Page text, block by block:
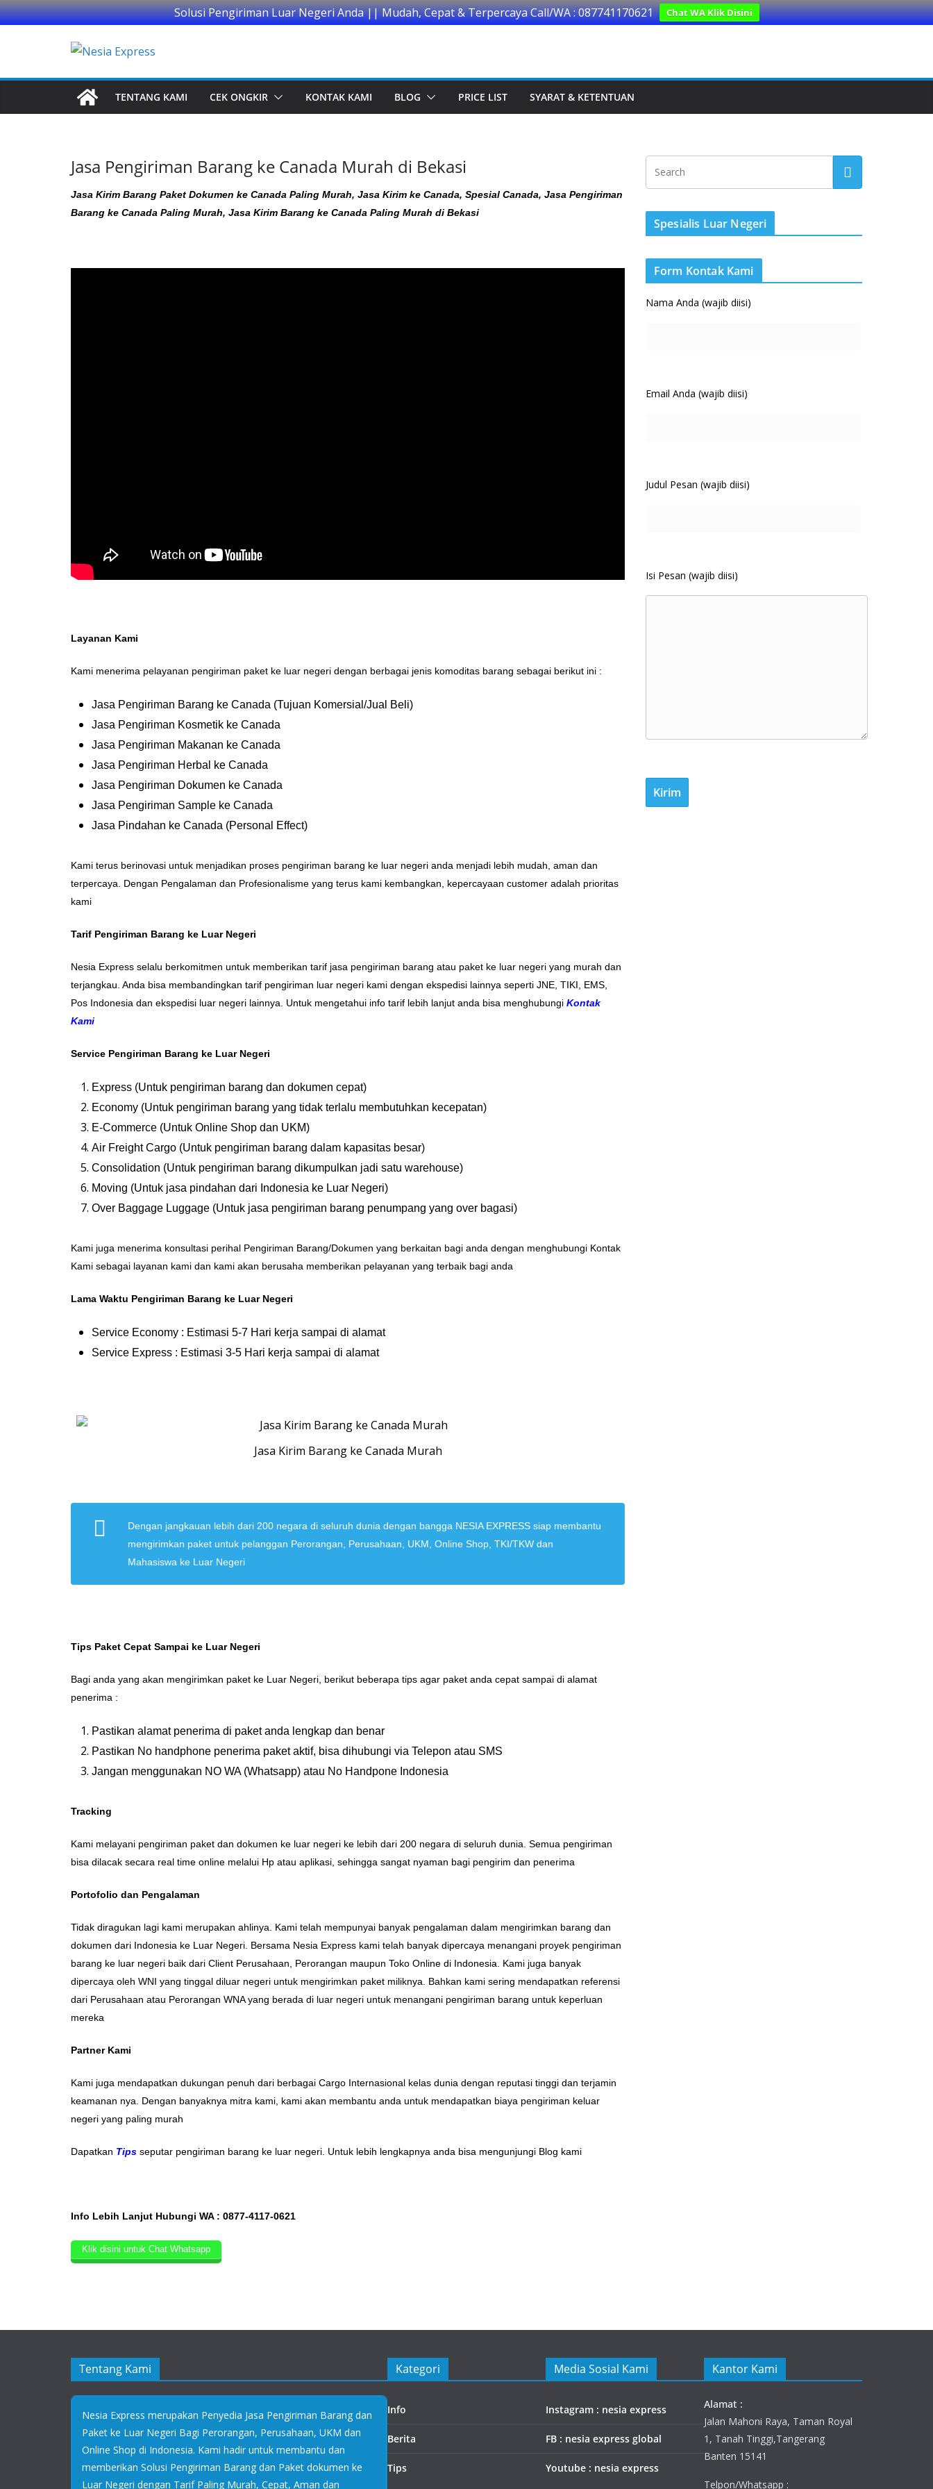
Solusi Pengiriman Luar Negeri Anda || Mudah, Cepat & Terpercaya Call/WA : 087741170621 Chat WA Klik Disini
TENTANG KAMI CEK ONGKIR KONTAK KAMI BLOG PRICE LIST SYARAT & KETENTUAN
Jasa Pengiriman Barang ke Canada Murah di Bekasi
Jasa Kirim Barang Paket Dokumen ke Canada Paling Murah, Jasa Kirim ke Canada, Spesial Canada, Jasa Pengiriman
Barang ke Canada Paling Murah, Jasa Kirim Barang ke Canada Paling Murah di Bekasi
Layanan Kami
Kami menerima pelayanan pengiriman paket ke luar negeri dengan berbagai jenis komoditas barang sebagai berikut ini :
Jasa Pengiriman Barang ke Canada (Tujuan Komersial/Jual Beli)
Jasa Pengiriman Kosmetik ke Canada
Jasa Pengiriman Makanan ke Canada
Jasa Pengiriman Herbal ke Canada
Jasa Pengiriman Dokumen ke Canada
Jasa Pengiriman Sample ke Canada
Jasa Pindahan ke Canada (Personal Effect)
Kami terus berinovasi untuk menjadikan proses pengiriman barang ke luar negeri anda menjadi lebih mudah, aman dan
terpercaya. Dengan Pengalaman dan Profesionalisme yang terus kami kembangkan, kepercayaan customer adalah prioritas
kami
Tarif Pengiriman Barang ke Luar Negeri
Nesia Express selalu berkomitmen untuk memberikan tarif jasa pengiriman barang atau paket ke luar negeri yang murah dan
terjangkau. Anda bisa membandingkan tarif pengiriman luar negeri kami dengan ekspedisi lainnya seperti JNE, TIKI, EMS,
Pos Indonesia dan ekspedisi luar negeri lainnya. Untuk mengetahui info tarif lebih lanjut anda bisa menghubungi Kontak
Kami
Service Pengiriman Barang ke Luar Negeri
Express (Untuk pengiriman barang dan dokumen cepat)
Economy (Untuk pengiriman barang yang tidak terlalu membutuhkan kecepatan)
E-Commerce (Untuk Online Shop dan UKM)
Air Freight Cargo (Untuk pengiriman barang dalam kapasitas besar)
Consolidation (Untuk pengiriman barang dikumpulkan jadi satu warehouse)
Moving (Untuk jasa pindahan dari Indonesia ke Luar Negeri)
Over Baggage Luggage (Untuk jasa pengiriman barang penumpang yang over bagasi)
Kami juga menerima konsultasi perihal Pengiriman Barang/Dokumen yang berkaitan bagi anda dengan menghubungi Kontak
Kami sebagai layanan kami dan kami akan berusaha memberikan pelayanan yang terbaik bagi anda
Lama Waktu Pengiriman Barang ke Luar Negeri
Service Economy : Estimasi 5-7 Hari kerja sampai di alamat
Service Express : Estimasi 3-5 Hari kerja sampai di alamat
Jasa Kirim Barang ke Canada Murah
Dengan jangkauan lebih dari 200 negara di seluruh dunia dengan bangga NESIA EXPRESS siap membantu
mengirimkan paket untuk pelanggan Perorangan, Perusahaan, UKM, Online Shop, TKI/TKW dan
Mahasiswa ke Luar Negeri
Tips Paket Cepat Sampai ke Luar Negeri
Bagi anda yang akan mengirimkan paket ke Luar Negeri, berikut beberapa tips agar paket anda cepat sampai di alamat
penerima :
Pastikan alamat penerima di paket anda lengkap dan benar
Pastikan No handphone penerima paket aktif, bisa dihubungi via Telepon atau SMS
Jangan menggunakan NO WA (Whatsapp) atau No Handpone Indonesia
Tracking
Kami melayani pengiriman paket dan dokumen ke luar negeri ke lebih dari 200 negara di seluruh dunia. Semua pengiriman
bisa dilacak secara real time online melalui Hp atau aplikasi, sehingga sangat nyaman bagi pengirim dan penerima
Portofolio dan Pengalaman
Tidak diragukan lagi kami merupakan ahlinya. Kami telah mempunyai banyak pengalaman dalam mengirimkan barang dan
dokumen dari Indonesia ke Luar Negeri. Bersama Nesia Express kami telah banyak dipercaya menangani proyek pengiriman
barang ke luar negeri baik dari Client Perusahaan, Perorangan maupun Toko Online di Indonesia. Kami juga banyak
dipercaya oleh WNI yang tinggal diluar negeri untuk mengirimkan paket miliknya. Bahkan kami sering mendapatkan referensi
dari Perusahaan atau Perorangan WNA yang berada di luar negeri untuk menangani pengiriman barang untuk keperluan
mereka
Partner Kami
Kami juga mendapatkan dukungan penuh dari berbagai Cargo Internasional kelas dunia dengan reputasi tinggi dan terjamin
keamanan nya. Dengan banyaknya mitra kami, kami akan membantu anda untuk mendapatkan biaya pengiriman keluar
negeri yang paling murah
Dapatkan Tips seputar pengiriman barang ke luar negeri. Untuk lebih lengkapnya anda bisa mengunjungi Blog kami
Info Lebih Lanjut Hubungi WA : 0877-4117-0621
Klik disini untuk Chat Whatsapp
Spesialis Luar Negeri
Form Kontak Kami
Nama Anda (wajib diisi)
Email Anda (wajib diisi)
Judul Pesan (wajib diisi)
Isi Pesan (wajib diisi)
Tentang Kami
Nesia Express merupakan Penyedia Jasa Pengiriman Barang dan
Paket ke Luar Negeri Bagi Perorangan, Perusahaan, UKM dan
Online Shop di Indonesia. Kami hadir untuk membantu dan
memberikan Solusi Pengiriman Barang dan Paket dokumen ke
Luar Negeri dengan Tarif Paling Murah, Cepat, Aman dan
Kategori
Info
Berita
Tips
Media Sosial Kami
Instagram : nesia express
FB : nesia express global
Youtube : nesia express
Kantor Kami
Alamat :
Jalan Mahoni Raya, Taman Royal
1, Tanah Tinggi,Tangerang
Banten 15141
Telpon/Whatsapp :